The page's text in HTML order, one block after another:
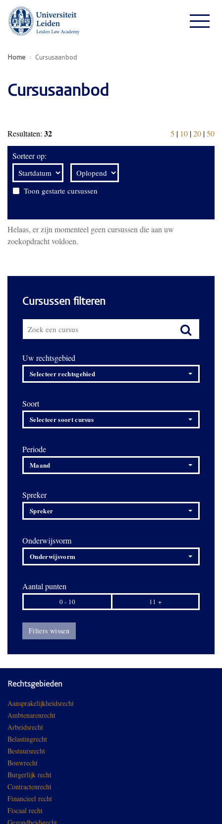
Home Cursusaanbod
Cursusaanbod
Resultaten: 32 5 | 10 |20 |50
Sorteer op:
Toon gestarte cursussen
Helaas, er zijn momenteel geen cursussen die aan uw
zoekopdracht voldoen.
Cursussen filteren
Uw rechtsgebied
Selecteer rechtsgebied
Soort
Selecteer soort cursus
Periode
Maand
Spreker
Spreker
Onderwijsvorm
Onderwijsvorm
Aantal punten
0 - 10 11 +
Filters wissen
Rechtsgebieden
Aansprakelijkheidsrecht
Ambtenarenrecht
Arbeidsrecht
Belastingrecht
Bestuursrecht
Bouwrecht
Burgerlijk recht
Contractenrecht
Financieel recht
Fiscaal recht